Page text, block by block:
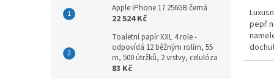
Apple iPhone 17 256GB černá
22 524 Kč
Toaletní papír XXL 4 role -
odpovídá 12 běžným rolím, 55
m, 500 útržků, 2 vrstvy, celulóza
83 Kč
pepř
jen